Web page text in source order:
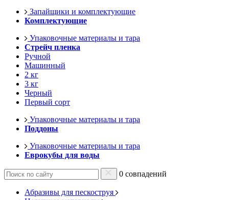
Запайщики и комплектующие
Комплектующие
Упаковочные материалы и тара
Стрейч пленка
Ручной
Машинный
2 кг
3 кг
Черный
Первый сорт
Упаковочные материалы и тара
Поддоны
Упаковочные материалы и тара
Еврокубы для воды
0 совпадений
Абразивы для пескоструя